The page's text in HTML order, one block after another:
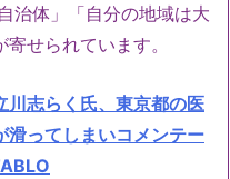
治体」「自分の地域は大
せられています。
志らく氏、東京都の医
滑ってしまいコメンテー